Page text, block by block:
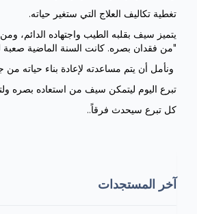
.تغطية تكاليف العلاج التي ستغير حياته
يتميز سيف بقلبه الطيب واجتهاده الدائم،
من فقدان بصره. كانت السنة الماضية صعبة للغاية على سيف"
.تبرع اليوم ليتمكن سيف من استعاده بصره
..كل تبرع سيحدث فرقاً
آخر المستجدات